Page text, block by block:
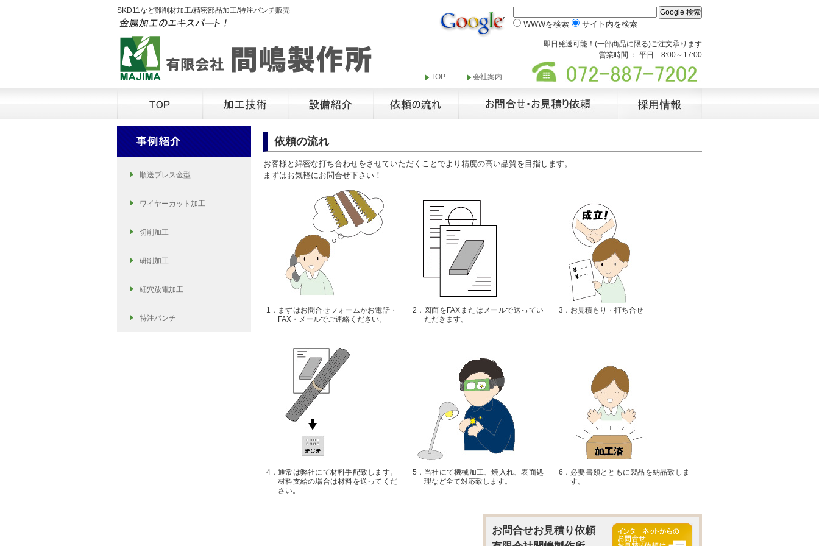
SKD11など難削材加工/精密部品加工/特注パンチ販売
WWWを検索 サイト内を検索
即日発送可能！(一部商品に限る)ご注文承ります
営業時間 ： 平日 8:00～17:00
TOP 会社案内
依頼の流れ
お客様と綿密な打ち合わせをさせていただくことでより精度の高い品質を目指します。
まずはお気軽にお問合せ下さい！
1． まずはお問合せフォームかお電話・
FAX・メールでご連絡ください。
2． 図面をFAXまたはメールで送ってい
ただきます。
3． お見積もり・打ち合せ
4． 通常は弊社にて材料手配致します。
材料支給の場合は材料を送ってくだ
さい。
5． 当社にて機械加工、焼入れ、表面処
理など全て対応致します。
6． 必要書類とともに製品を納品致しま
す。
お問合せお見積り依頼
順送プレス金型
ワイヤーカット加工
切削加工
研削加工
細穴放電加工
特注パンチ